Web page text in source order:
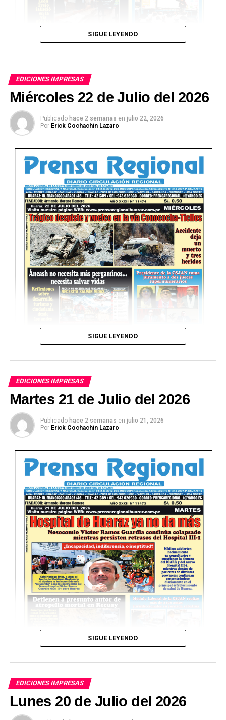
SIGUE LEYENDO
EDICIONES IMPRESAS
Miércoles 22 de Julio del 2026
Publicado hace 2 semanas en julio 22, 2026
Por Erick Cochachin Lazaro
SIGUE LEYENDO
EDICIONES IMPRESAS
Martes 21 de Julio del 2026
Publicado hace 2 semanas en julio 21, 2026
Por Erick Cochachin Lazaro
SIGUE LEYENDO
EDICIONES IMPRESAS
Lunes 20 de Julio del 2026